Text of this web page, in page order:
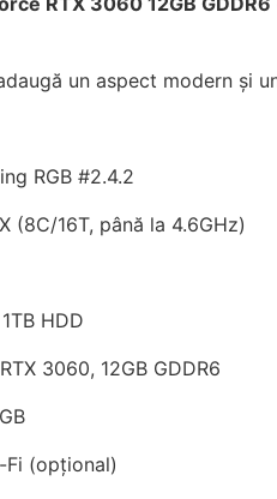
un aspect modern și
RGB #2.4.2
(8C/16T, până la 4.6GHz)
HDD
3060, 12GB GDDR6
(opțional)